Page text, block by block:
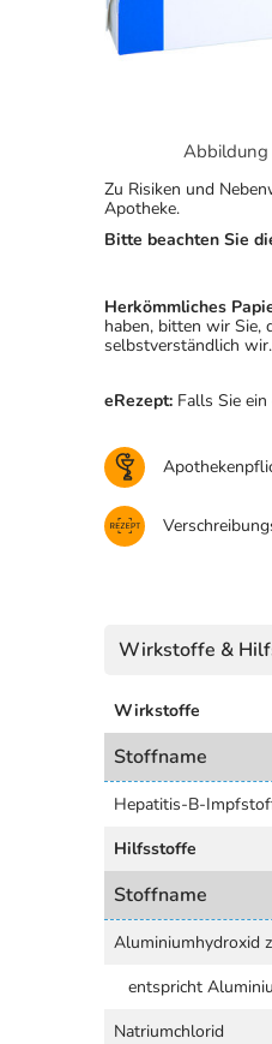
Abbildung
Zu Risiken und
Apotheke.
Bitte beachten Sie
Herkömmliches
haben, bitten wir Sie,
selbstverständlich wir.
eRezept: Falls Sie
Wirkstoffe &
Wirkstoffe
Stoffname
Hepatitis-B-
Hilfsstoffe
Stoffname
Aluminiumhydroxid
entspricht
Natriumchlorid